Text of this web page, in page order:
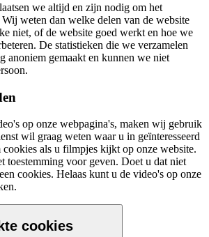
we altijd en zijn nodig om het
weten dan welke delen van de website
niet, of de website goed werkt en hoe we
De statistieken die we verzamelen
anoniem gemaakt en kunnen we niet
op onze webpagina's, maken wij gebruik
wil graag weten waar u in geïnteresseerd
cookies als u filmpjes kijkt op onze website.
toestemming voor geven. Doet u dat niet
cookies. Helaas kunt u de video's op onze
cookies